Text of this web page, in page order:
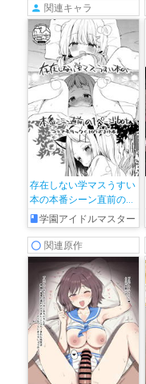
関連キャラ
存在しない学マスうすい
本の本番シーン直前の1
ページbot
学園アイドルマスター
関連原作